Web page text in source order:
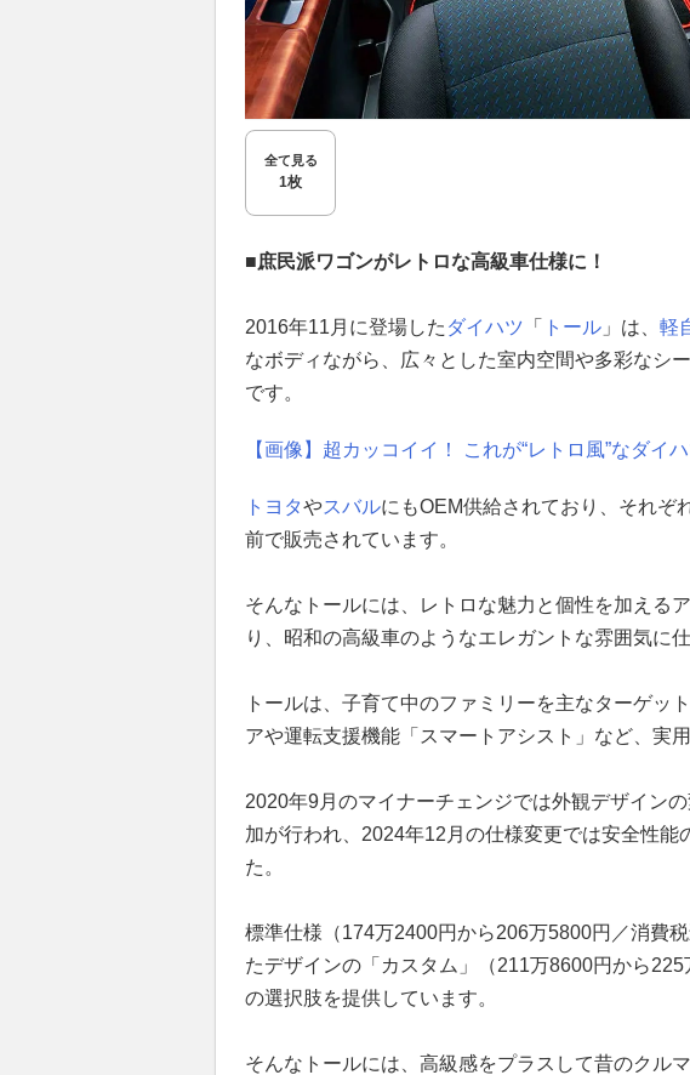
全て見る
1枚
■庶民派ワゴンがレトロな高級車仕様に！
2016年11月に登場した ダイハツ 「 トール 」は、 軽
なボディながら、広々とした室内空間や多彩なシ
です。
【画像】超カッコイイ！ これが“レトロ風”なダイ
トヨタやスバルにもOEM供給されており、それぞ
前で販売されています。
そんなトールには、レトロな魅力と個性を加える
り、昭和の高級車のようなエレガントな雰囲気に
トールは、子育て中のファミリーを主なターゲッ
アや運転支援機能「スマートアシスト」など、実
2020年9月のマイナーチェンジでは外観デザイン
加が行われ、2024年12月の仕様変更では安全性能
た。
標準仕様（174万2400円から206万5800円／消費
たデザインの「カスタム」（211万8600円から
の選択肢を提供しています。
そんなトールには、高級感をプラスして昔のクル